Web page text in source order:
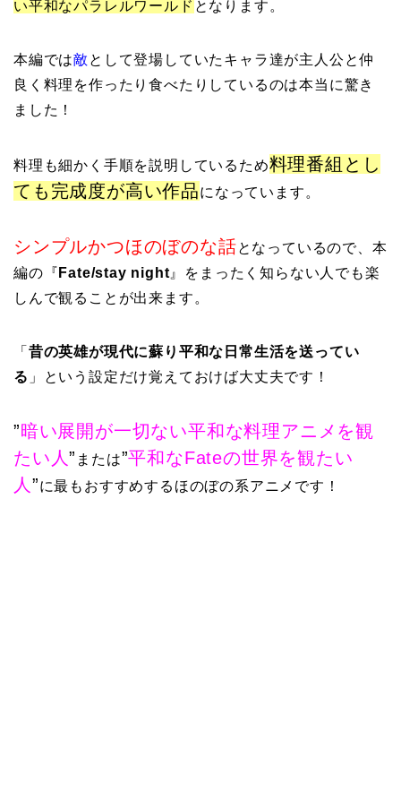
い平和なパラレルワールド となります。
本編では敵 として登場していたキャラ達が主人公と仲
良く料理を作ったり食べたりしているのは本当に驚き
ました！
料理も細かく手順を説明しているため料理番組とし
ても完成度が高い作品になっています。
シンプルかつほのぼのな話となっているので、本
編の『 Fate/stay night 』をまったく知らない人でも楽
しんで観ることが出来ます。
「 昔の英雄が現代に蘇り平和な日常生活を送ってい
る 」という設定だけ覚えておけば大丈夫です！
”暗い展開が一切ない平和な料理アニメを観
たい人” または”平和なFateの世界を観たい
人 ”に最もおすすめするほのぼの系アニメです！